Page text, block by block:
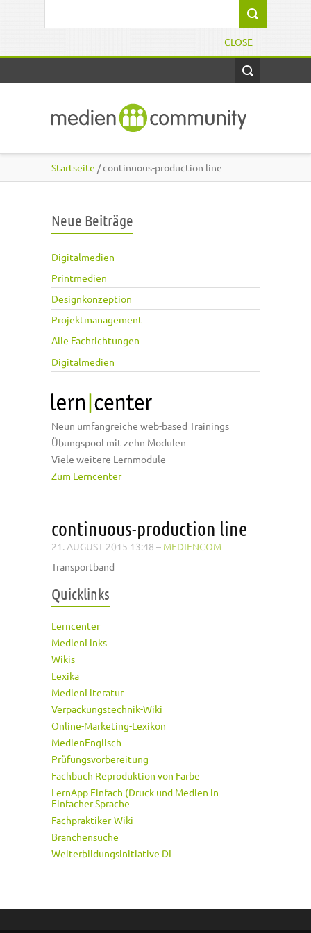
CLOSE
Startseite / continuous-production line
Neue Beiträge
Digitalmedien
Printmedien
Designkonzeption
Projektmanagement
Alle Fachrichtungen
Digitalmedien
Neun umfangreiche web-based Trainings
Übungspool mit zehn Modulen
Viele weitere Lernmodule
Zum Lerncenter
continuous-production line
21. AUGUST 2015 13:48 – MEDIENCOM
Transportband
Quicklinks
Lerncenter
MedienLinks
Wikis
Lexika
MedienLiteratur
Verpackungstechnik-Wiki
Online-Marketing-Lexikon
MedienEnglisch
Prüfungsvorbereitung
Fachbuch Reproduktion von Farbe
LernApp Einfach (Druck und Medien in
Einfacher Sprache
Fachpraktiker-Wiki
Branchensuche
Weiterbildungsinitiative DI